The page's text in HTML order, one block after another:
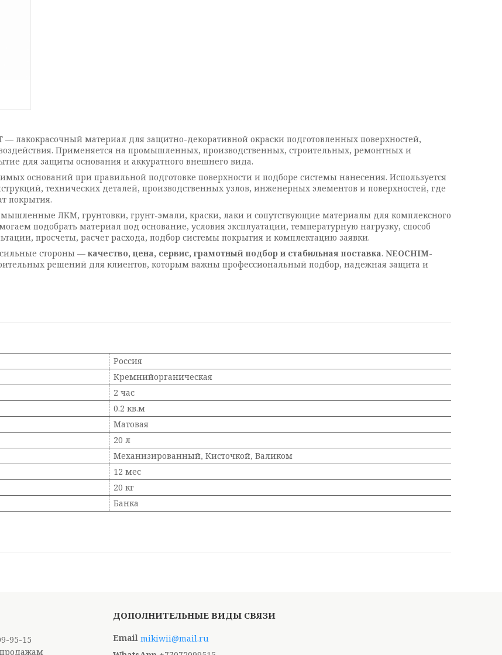
— лакокрасочный материал для защитно-декоративной окраски подготовленных поверхностей,
воздействия. Применяется на промышленных, производственных, строительных, ремонтных и
для защиты основания и аккуратного внешнего вида.
оснований при правильной подготовке поверхности и подборе системы нанесения. Используется
технических деталей, производственных узлов, инженерных элементов и поверхностей, где
покрытия.
ЛКМ, грунтовки, грунт-эмали, краски, лаки и сопутствующие материалы для комплексного
подобрать материал под основание, условия эксплуатации, температурную нагрузку, способ
просчеты, расчет расхода, подбор системы покрытия и комплектацию заявки.
стороны — качество, цена, сервис, грамотный подбор и стабильная поставка. NEOCHIM-
решений для клиентов, которым важны профессиональный подбор, надежная защита и
Россия
Кремнийорганическая
2 час
0.2 кв.м
Матовая
20 л
Механизированный, Кисточкой, Валиком
12 мес
20 кг
Банка
95-15
mikiwii@mail.ru